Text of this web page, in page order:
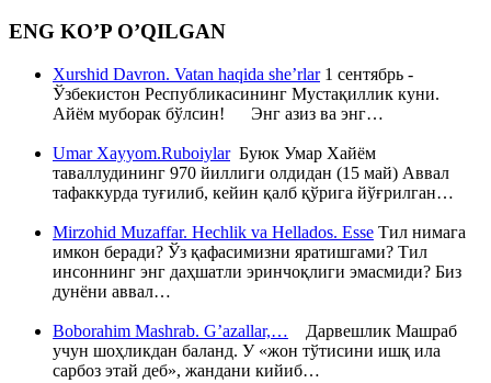
ENG KO’P O’QILGAN
Xurshid Davron. Vatan haqida she’rlar1 сентябрь -
Ўзбекистон Республикасининг Мустақиллик куни.
Айём муборак бўлсин! Энг азиз ва энг…
Umar Xayyom.RuboiylarБуюк Умар Хайём
таваллудининг 970 йиллиги олдидан (15 май) Аввал
тафаккурда туғилиб, кейин қалб қўрига йўғрилган…
Mirzohid Muzaffar. Hechlik va Hellados. Esse Тил нимага
имкон беради? Ўз қафасимизни яратишгами? Тил
инсоннинг энг даҳшатли эринчоқлиги эмасмиди? Биз
дунёни аввал…
Boborahim Mashrab. G’azallar,… Дарвешлик Машраб
учун шоҳликдан баланд. У «жон тўтисини ишқ ила
сарбоз этай деб», жандани кийиб…